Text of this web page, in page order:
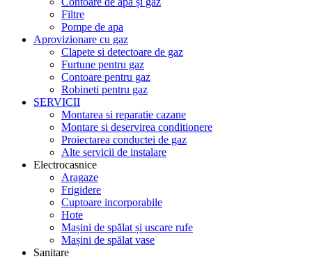
Filtre
Pompe de apa
Aprovizionare cu gaz
Clapete si detectoare de gaz
Furtune pentru gaz
Contoare pentru gaz
Robineti pentru gaz
SERVICII
Montarea si reparatie cazane
Montare si deservirea conditionere
Proiectarea conductei de gaz
Alte servicii de instalare
Electrocasnice
Aragaze
Frigidere
Cuptoare incorporabile
Hote
Mașini de spălat și uscare rufe
Mașini de spălat vase
Sanitare